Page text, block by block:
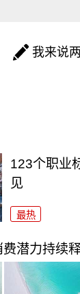
我来说
123个职业
见
最热
潜力持续